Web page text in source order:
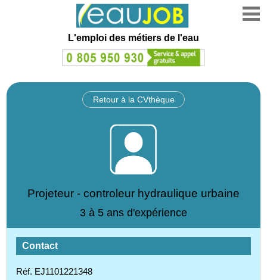
L'emploi des métiers de l'eau
Retour à la CVthèque
Projeteur - controleur hydraulique urbaine
3 à 5 ans d'expérience
Contact
Réf. EJ1101221348